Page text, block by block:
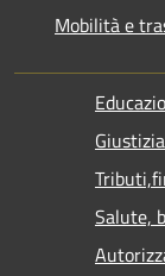
Mobilità e
Salute,